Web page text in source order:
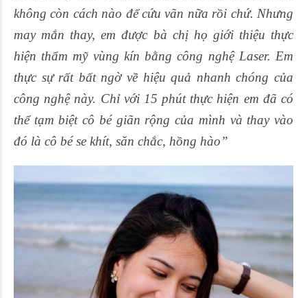
không còn cách nào để cứu vãn nữa rồi chứ. Nhưng
may mắn thay, em được bà chị họ giới thiệu thực
hiện thẩm mỹ vùng kín bằng công nghệ Laser. Em
thực sự rất bất ngờ về hiệu quả nhanh chóng của
công nghệ này. Chỉ với 15 phút thực hiện em đã có
thể tạm biệt cô bé giãn rộng của mình và thay vào
đó là cô bé se khít, săn chắc, hồng hào”